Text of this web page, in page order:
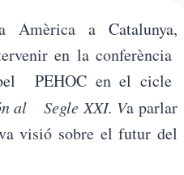
a Catalunya,
en la conferència
PEHOC en el cicle
al Segle XXI. Va parlar
visió sobre el futur del